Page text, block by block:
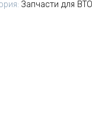
Запчасти для ВТО